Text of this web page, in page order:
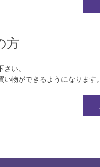
方
い。
物ができるようになります。